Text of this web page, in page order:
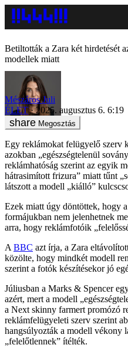
Betiltották a Zara két hirdetését
modellek miatt
Mészáros Juli
ÉLET
2025. augusztus 6. 6:19
Megosztás
Egy reklámokat felügyelő szerv
azokban „egészségtelenül
reklámhatóság szerint az egyik
hátrasimított frizura” miatt tűnt
látszott a modell „kiálló”
Ezek miatt úgy döntöttek, hogy
formájukban nem jelenhetnek
arra, hogy reklámfotóik
A BBC azt írja, a Zara
közölte, hogy mindkét modell
szerint a fotók készítésekor jó
Júliusban a Marks & Spencer
azért, mert a modell
a Next skinny farmert promózó
reklámfelügyeleti szerv szerint
hangsúlyozták a modell vékony
„felelőtlennek” ítélték.